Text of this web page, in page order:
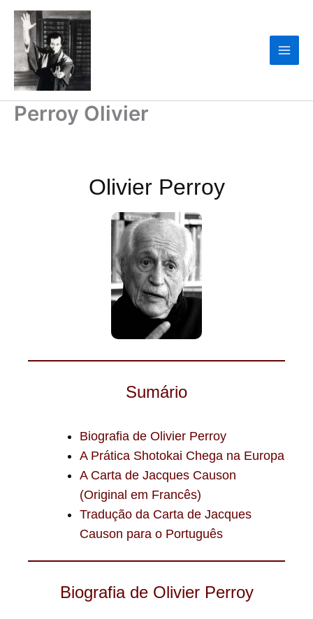
para
conteúdo
Perroy Olivier
Olivier Perroy
Sumário
Biografia de Olivier Perroy
A Prática Shotokai Chega na Europa
A Carta de Jacques Causon
(Original em Francês)
Tradução da Carta de Jacques
Causon para o Português
Biografia de Olivier Perroy